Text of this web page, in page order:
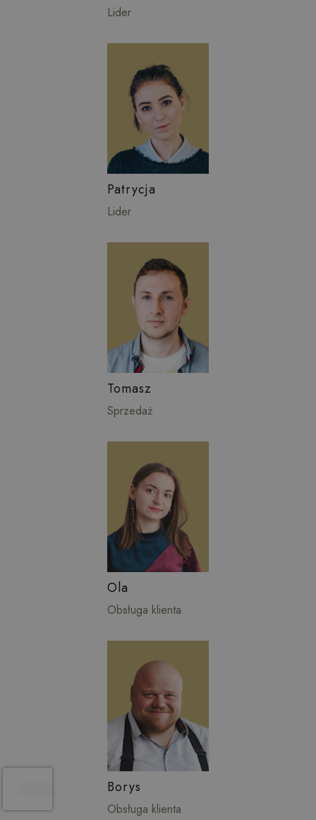
Lider
Patrycja
Lider
Tomasz
Sprzedaż
Ola
Obsługa klienta
Borys
Obsługa klienta